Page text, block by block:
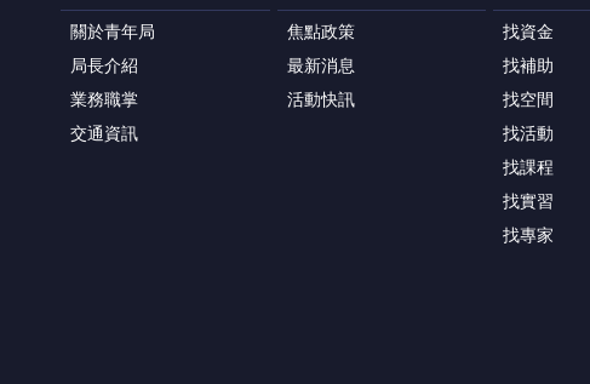
關於青年局
局長介紹
業務職掌
交通資訊
焦點政策
最新消息
活動快訊
找資金
找補助
找空間
找活動
找課程
找實習
找專家